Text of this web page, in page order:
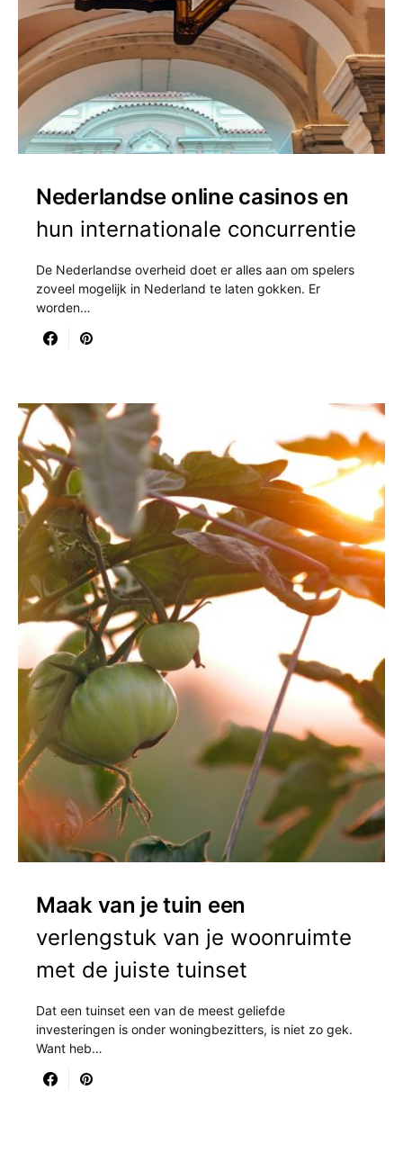
Nederlandse online casinos en
hun internationale concurrentie
De Nederlandse overheid doet er alles aan om spelers
zoveel mogelijk in Nederland te laten gokken. Er
worden…
Maak van je tuin een
verlengstuk van je woonruimte
met de juiste tuinset
Dat een tuinset een van de meest geliefde
investeringen is onder woningbezitters, is niet zo gek.
Want heb…